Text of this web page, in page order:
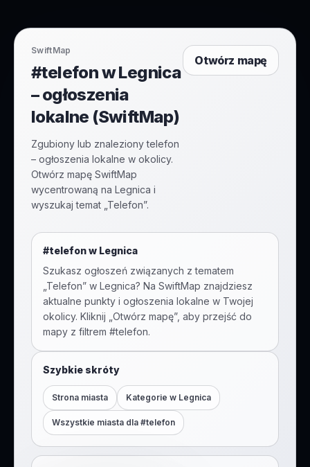
SwiftMap
#telefon w Legnica
– ogłoszenia
lokalne (SwiftMap)
Zgubiony lub znaleziony telefon
– ogłoszenia lokalne w okolicy.
Otwórz mapę SwiftMap
wycentrowaną na Legnica i
wyszukaj temat „Telefon”.
Otwórz mapę
#telefonw Legnica
Szukasz ogłoszeń związanych z tematem
Telefon” w Legnica? Na SwiftMap znajdziesz
aktualne punkty i ogłoszenia lokalne w Twojej
okolicy. Kliknij „Otwórz mapę”, aby przejść do
mapy z filtrem #telefon.
Szybkie skróty
Strona miasta Kategorie w Legnica
Wszystkie miasta dla #telefon